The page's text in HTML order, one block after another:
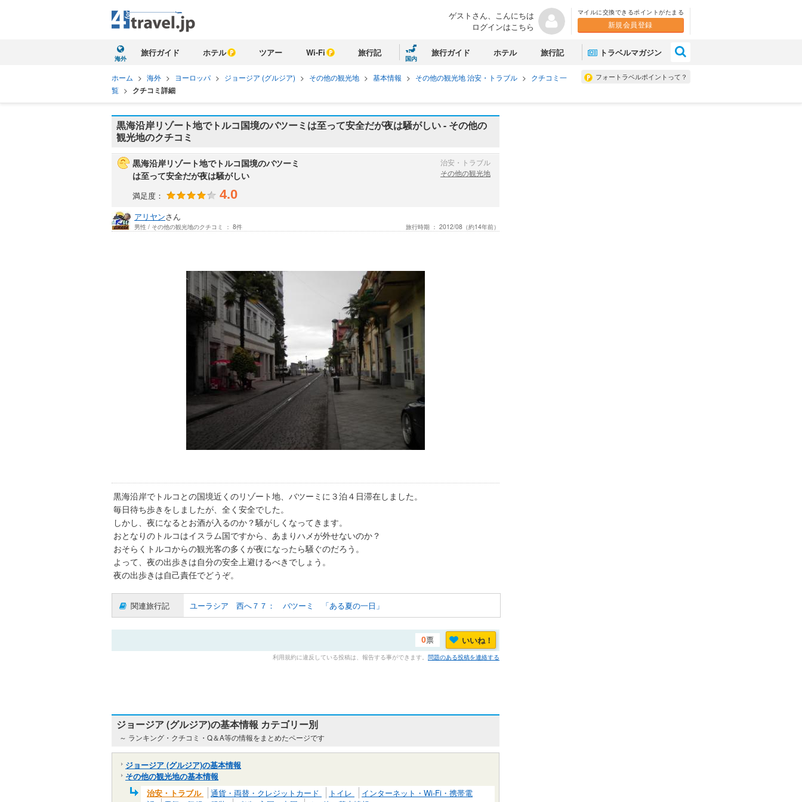
ゲストさん、こんにちは
ログインはこちら
マイルに交換できるポイントがたまる
新規会員登録
海外
旅行ガイド ホテル ツアー Wi-Fi 旅行記
国内
旅行ガイド ホテル 旅行記 トラベルマガジン
フォートラベルポイントって？
ホーム > 海外 > ヨーロッパ > ジョージア (グルジア) > その他の観光地 > 基本情報 > その他の観光地 治安・トラブル > クチコミ一
覧 > クチコミ詳細
黒海沿岸リゾート地でトルコ国境のバツーミは至って安全だが夜は騒がしい - その他の
観光地のクチコミ
黒海沿岸リゾート地でトルコ国境のバツーミ
は至って安全だが夜は騒がしい
満足度： 4.0
治安・トラブル
その他の観光地
アリヤンさん
男性 / その他の観光地のクチコミ ： 8件 旅行時期 ： 2012/08 （約14年前）
黒海沿岸でトルコとの国境近くのリゾート地、バツーミに３泊４日滞在しました。
毎日待ち歩きをしましたが、全く安全でした。
しかし、夜になるとお酒が入るのか？騒がしくなってきます。
おとなりのトルコはイスラム国ですから、あまりハメが外せないのか？
おそらくトルコからの観光客の多くが夜になったら騒ぐのだろう。
よって、夜の出歩きは自分の安全上避けるべきでしょう。
夜の出歩きは自己責任でどうぞ。
関連旅行記 ユーラシア 西へ７７： バツーミ 「ある夏の一日」
0票 いいね！
利用規約に違反している投稿は、報告する事ができます。 問題のある投稿を連絡する
ジョージア (グルジア)の基本情報 カテゴリー別
～ ランキング・クチコミ・Q＆A等の情報をまとめたページです
ジョージア (グルジア)の基本情報
その他の観光地の基本情報
治安・トラブル
通貨・両替・クレジットカード トイレ
インターネット・Wi-Fi・携帯電